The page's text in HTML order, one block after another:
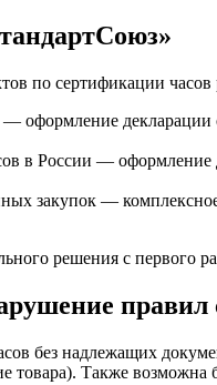
по сертификации часов
оформление
в России —
закупок —
решения с первого
без надлежащих
товара). Также